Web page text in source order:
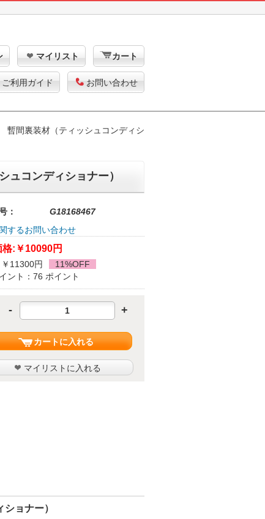
マイリスト カート
ご利用ガイド お問い合わせ
間裏装材（ティッシュコンディシ
コンディショナー）
：
G18168467
するお問い合わせ
格: ￥10090円
11300円
11%OFF
ント：76 ポイント
- +
カートに入れる
マイリストに入れる
ョナー）